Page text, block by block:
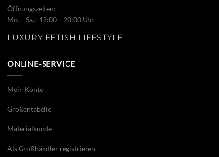
Öffnungszeiten:
Mo. – Sa.: 12:00 – 20:00 Uhr
LUXURY FETISH LIFESTYLE
ONLINE-SERVICE
Mein Konto
Größentabelle
Materialkunde
Als Großhändler registrieren